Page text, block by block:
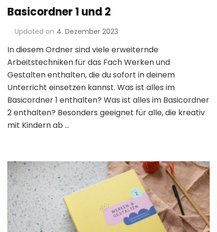
Basicordner 1 und 2
Updated on 4. Dezember 2023
In diesem Ordner sind viele erweiternde
Arbeitstechniken für das Fach Werken und
Gestalten enthalten, die du sofort in deinem
Unterricht einsetzen kannst. Was ist alles im
Basicordner 1 enthalten? Was ist alles im Basicordner
2 enthalten? Besonders geeignet für alle, die kreativ
mit Kindern ab …